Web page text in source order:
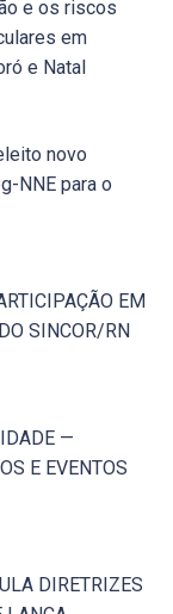
e os riscos
em
e Natal
novo
NNE para o
EM
SINCOR/RN
—
E EVENTOS
DIRETRIZES